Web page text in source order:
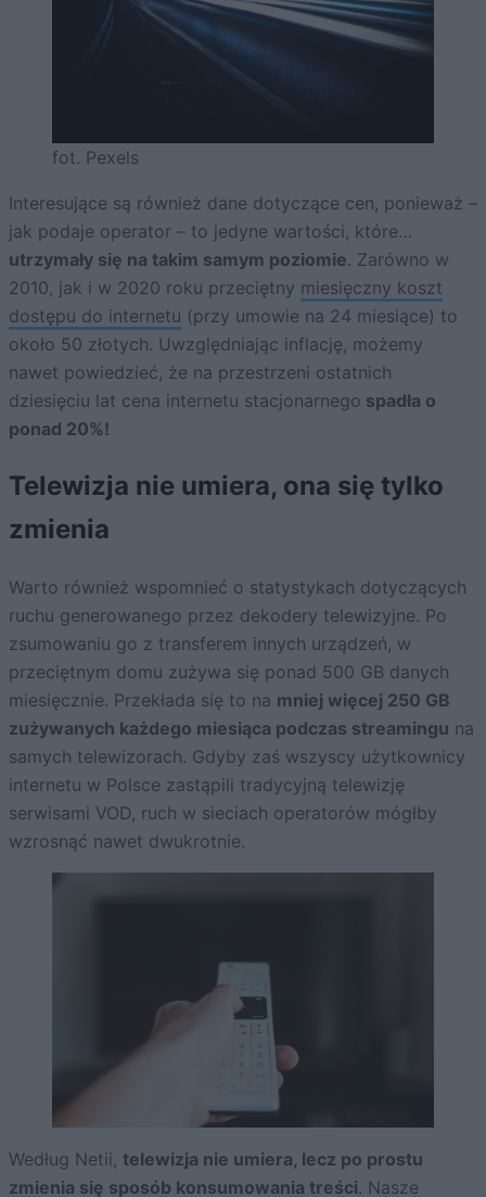
fot. Pexels
Interesujące są również dane dotyczące cen, ponieważ –
jak podaje operator – to jedyne wartości, które…
utrzymały się na takim samym poziomie. Zarówno w
2010, jak i w 2020 roku przeciętny miesięczny koszt
dostępu do internetu (przy umowie na 24 miesiące) to
około 50 złotych. Uwzględniając inflację, możemy
nawet powiedzieć, że na przestrzeni ostatnich
dziesięciu lat cena internetu stacjonarnego spadła o
ponad 20%!
Telewizja nie umiera, ona się tylko
zmienia
Warto również wspomnieć o statystykach dotyczących
ruchu generowanego przez dekodery telewizyjne. Po
zsumowaniu go z transferem innych urządzeń, w
przeciętnym domu zużywa się ponad 500 GB danych
miesięcznie. Przekłada się to na mniej więcej 250 GB
zużywanych każdego miesiąca podczas streamingu na
samych telewizorach. Gdyby zaś wszyscy użytkownicy
internetu w Polsce zastąpili tradycyjną telewizję
serwisami VOD, ruch w sieciach operatorów mógłby
wzrosnąć nawet dwukrotnie.
Według Netii, telewizja nie umiera, lecz po prostu
zmienia się sposób konsumowania treści. Nasze